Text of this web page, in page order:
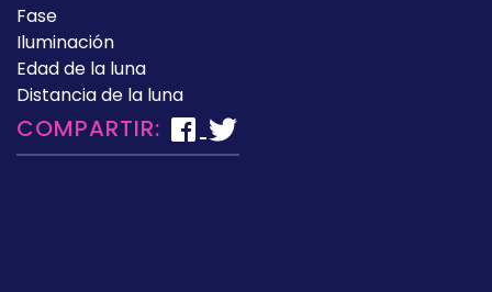
Fase
Iluminación
Edad de la luna
Distancia de la luna
COMPARTIR: